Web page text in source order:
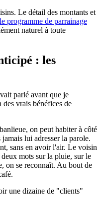
Le détail des montants et
le programme de parrainage
naturel à toute
: les
parlé avant que je
des vrais bénéfices de
on peut habiter à côté
lui adresser la parole.
sans en avoir l'air. Le voisin
mots sur la pluie, sur le
on se reconnaît. Au bout de
une dizaine de "clients"